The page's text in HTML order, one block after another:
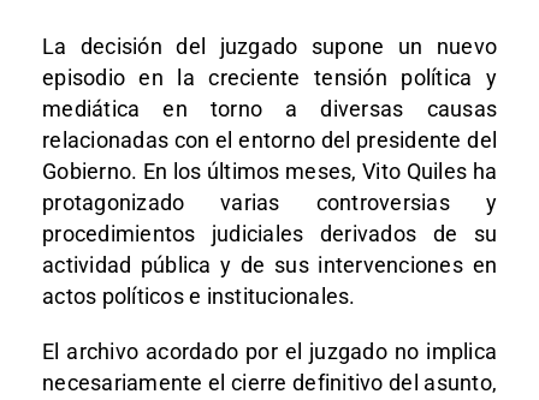
La decisión del juzgado supone un nuevo
episodio en la creciente tensión política y
mediática en torno a diversas causas
relacionadas con el entorno del presidente del
Gobierno. En los últimos meses, Vito Quiles ha
protagonizado varias controversias y
procedimientos judiciales derivados de su
actividad pública y de sus intervenciones en
actos políticos e institucionales.
El archivo acordado por el juzgado no implica
necesariamente el cierre definitivo del asunto,